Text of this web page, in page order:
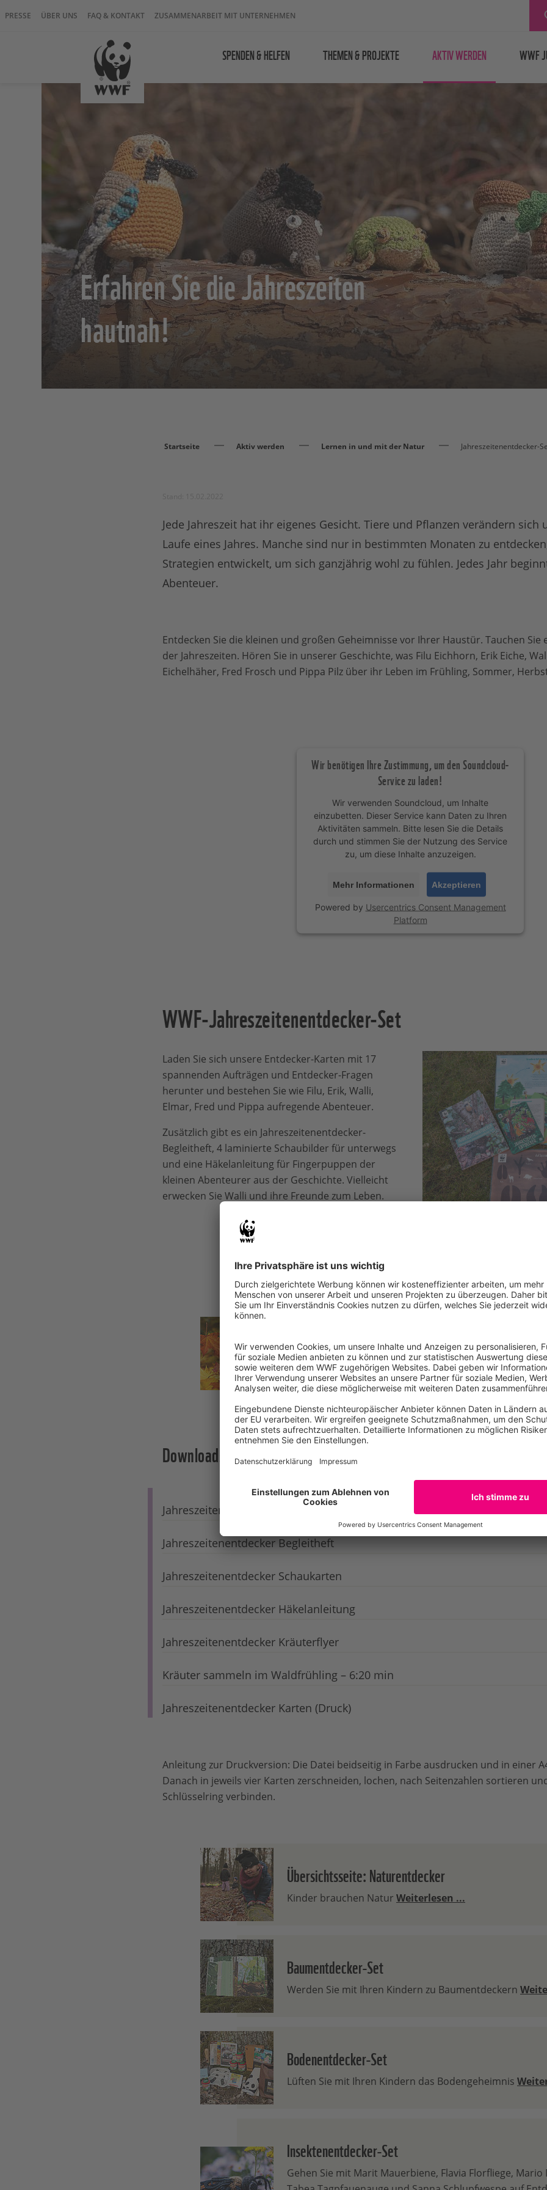
PRESSE ÜBER UNS FAQ & KONTAKT ZUSAMMENARBEIT MIT UNTERNEHMEN
SPENDEN & HELFEN THEMEN & PROJEKTE AKTIV WERDEN WWF
Erfahren Sie die Jahreszeiten
hautnah!
Startseite Aktiv werden Lernen in und mit der Natur Jahreszeitenentdecker-
Jede Jahreszeit hat ihr eigenes Gesicht. Tiere und Pflanzen verändern
Laufe eines Jahres. Manche sind nur in bestimmten Monaten zu
Strategien entwickelt, um sich ganzjährig wohl zu fühlen. Jedes Jahr
Abenteuer.
Entdecken Sie die kleinen und großen Geheimnisse vor Ihrer Haustür. Tauchen Sie
der Jahreszeiten. Hören Sie in unserer Geschichte, was Filu Eichhorn, Erik Eiche,
Eichelhäher, Fred Frosch und Pippa Pilz über ihr Leben im Frühling, Sommer,
Wir benötigen Ihre Zustimmung, um den Soundcloud-
Service zu laden!
Wir verwenden Soundcloud, um Inhalte
einzubetten. Dieser Service kann Daten zu Ihren
Aktivitäten sammeln. Bitte lesen Sie die Details
durch und stimmen Sie der Nutzung des Service
zu, um diese Inhalte anzuzeigen.
Mehr Informationen Akzeptieren
Powered by Usercentrics Consent Management
Platform
WWF-Jahreszeitenentdecker-Set
Laden Sie sich unsere Entdecker-Karten mit 17
spannenden Aufträgen und Entdecker-Fragen
herunter und bestehen Sie wie Filu, Erik, Walli,
Elmar, Fred und Pippa aufregende Abenteuer.
Zusätzlich gibt es ein Jahreszeitenentdecker-
Begleitheft, 4 laminierte Schaubilder für unterwegs
und eine Häkelanleitung für Fingerpuppen der
kleinen Abenteurer aus der Geschichte. Vielleicht
erwecken Sie Walli und ihre Freunde zum Leben.
Möchten Sie den Autorinnen der Entdecker-Sets beim
Jahreszeitenentdecken über die Schulter schauen?Zum
Downloads
Jahreszeitenentdecker Karten
Jahreszeitenentdecker Begleitheft
Jahreszeitenentdecker Schaukarten
Jahreszeitenentdecker Häkelanleitung
Jahreszeitenentdecker Kräuterflyer
Kräuter sammeln im Waldfrühling – 6:20 min
Jahreszeitenentdecker Karten (Druck)
Anleitung zur Druckversion: Die Datei beidseitig in Farbe ausdrucken und in einer
Danach in jeweils vier Karten zerschneiden, lochen, nach Seitenzahlen sortieren
Schlüsselring verbinden.
Übersichtsseite: Naturentdecker
Kinder brauchen Natur Weiterlesen ...
Baumentdecker-Set
Werden Sie mit Ihren Kindern zu Baumentdeckern
Bodenentdecker-Set
Lüften Sie mit Ihren Kindern das Bodengeheimnis
Insektenentdecker-Set
Gehen Sie mit Marit Mauerbiene, Flavia Florfliege,